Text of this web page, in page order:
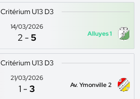
Critérium U13 D3
14/03/2026
2 -5 Alluyes 1
Critérium U13 D3
21/03/2026
1 -3 Av. Ymonville 2